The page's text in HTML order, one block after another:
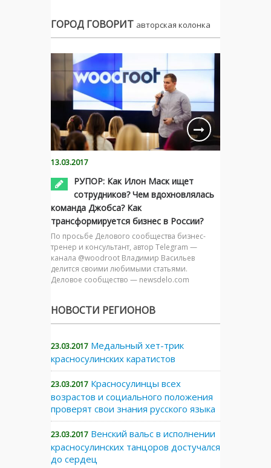
ГОРОД ГОВОРИТ авторская колонка
13.03.2017
РУПОР: Как Илон Маск ищет
сотрудников? Чем вдохновлялась
команда Джобса? Как
трансформируется бизнес в России?
По просьбе Делового сообщества бизнес-
тренер и консультант, автор Telegram —
канала @woodroot Владимир Васильев
делится своими любимыми статьями.
Деловое сообщество — newsdelo.com
НОВОСТИ РЕГИОНОВ
23.03.2017 Медальный хет-трик
красносулинских каратистов
23.03.2017 Красносулинцы всех
возрастов и социального положения
проверят свои знания русского языка
23.03.2017 Венский вальс в исполнении
красносулинских танцоров достучался
до сердец